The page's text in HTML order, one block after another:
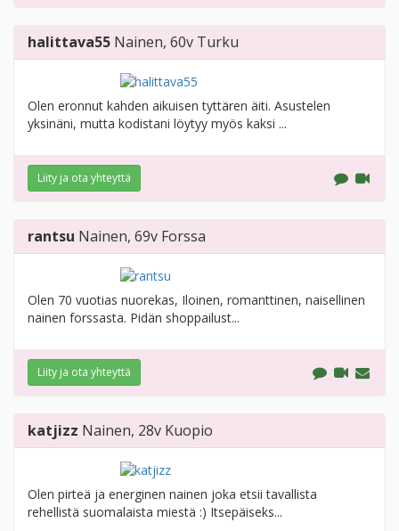
halittava55 Nainen, 60v Turku
Olen eronnut kahden aikuisen tyttären äiti. Asustelen
yksinäni, mutta kodistani löytyy myös kaksi ...
Liity ja ota yhteyttä
rantsu Nainen, 69v Forssa
Olen 70 vuotias nuorekas, Iloinen, romanttinen, naisellinen
nainen forssasta. Pidän shoppailust...
Liity ja ota yhteyttä
katjizz Nainen, 28v Kuopio
Olen pirteä ja energinen nainen joka etsii tavallista
rehellistä suomalaista miestä :) Itsepäiseks...